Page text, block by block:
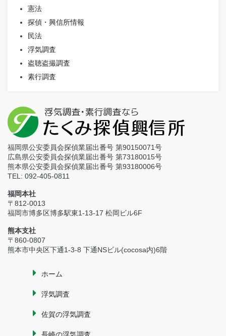
憲法
探偵・興信所情報
民法
浮気調査
盗聴盗撮調査
素行調査
福岡県公安委員会探偵業届出番号 第90150071号
広島県公安委員会探偵業届出番号 第73180015号
熊本県公安委員会探偵業届出番号 第93180006号
TEL: 092-405-0811
福岡本社
〒812-0013
福岡市博多区博多駅東1-13-17 松岡ビル6F
熊本支社
〒860-0807
熊本市中央区下通1-3-8 下通NSビル(cocosa内)6階
ホーム
浮気調査
佐賀の浮気調査